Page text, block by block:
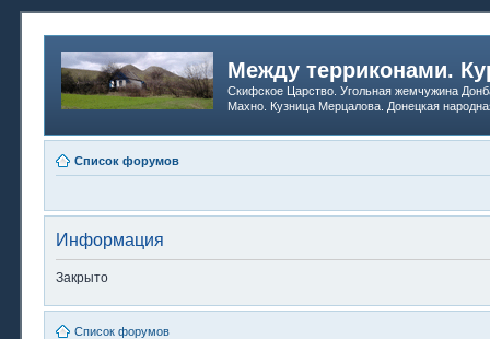
Между терриконами.
Скифское Царство. Угольная жемчужина
Махно. Кузница Мерцалова. Донецкая
Список форумов
Информация
Закрыто
Список форумов